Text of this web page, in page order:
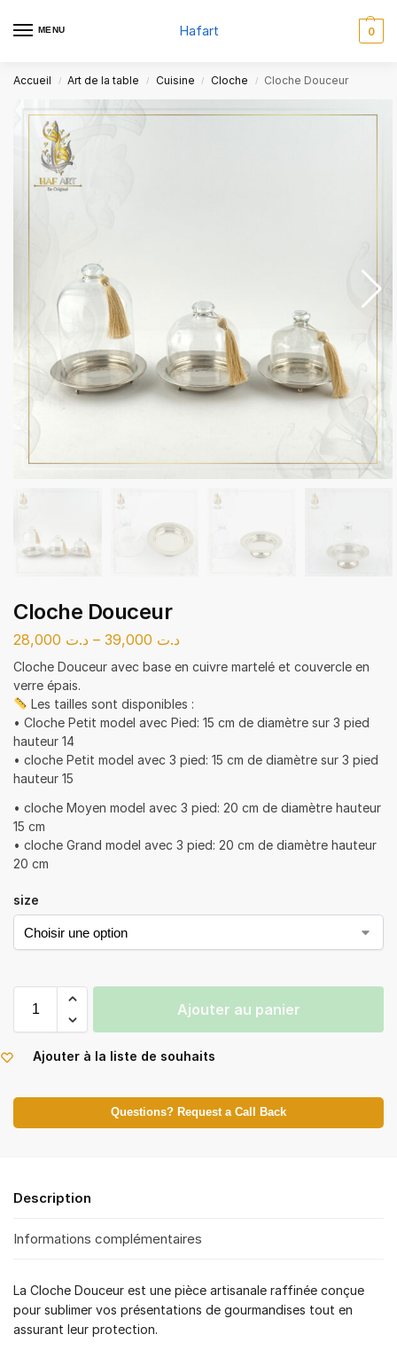
MENU Hafart 0
Accueil / Art de la table / Cuisine / Cloche / Cloche Douceur
Cloche Douceur
د.ت – د.ت
Cloche Douceur avec base en cuivre martelé et couvercle en
verre épais.
Les tailles sont disponibles :
• Cloche Petit model avec Pied: 15 cm de diamètre sur 3 pied
hauteur 14
• cloche Petit model avec 3 pied: 15 cm de diamètre sur 3 pied
hauteur 15
• cloche Moyen model avec 3 pied: 20 cm de diamètre hauteur
15 cm
• cloche Grand model avec 3 pied: 20 cm de diamètre hauteur
20 cm
size
Ajouter au panier
Ajouter à la liste de souhaits
Questions? Request a Call Back
Description
Informations complémentaires
La Cloche Douceur est une pièce artisanale raffinée conçue
pour sublimer vos présentations de gourmandises tout en
assurant leur protection.